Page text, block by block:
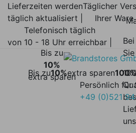
Lieferzeiten werden
täglich aktualisiert |
Täglicher
Ihrer Ware
Telefonisch täglich
von 10 - 18 Uhr erreichbar |
Bis zu10%extra sparen
Bis zu
10%
extra sparen
100%
Persönlich für
+49 (0)521